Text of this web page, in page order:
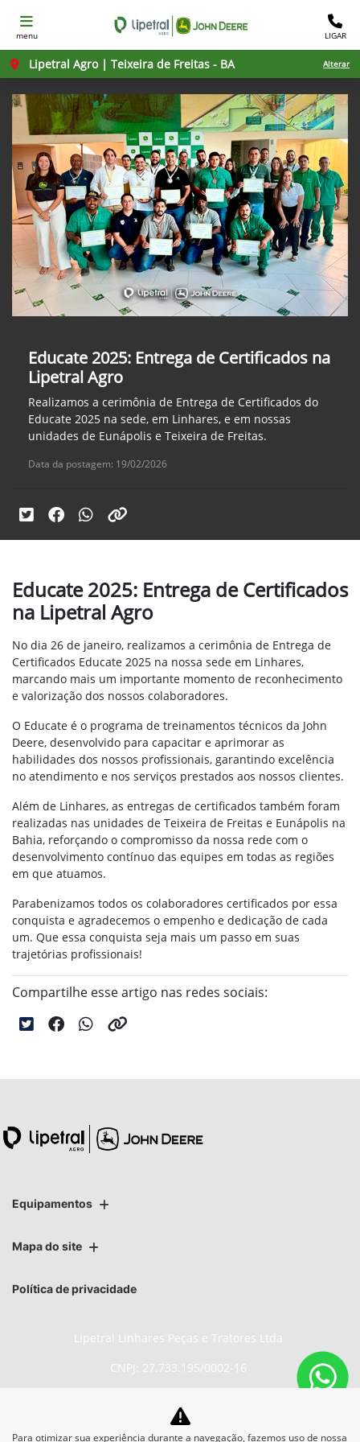
menu LIGAR
Lipetral Agro | Teixeira de Freitas - BA Alterar
Educate 2025: Entrega de Certificados na
Lipetral Agro
Realizamos a cerimônia de Entrega de Certificados do
Educate 2025 na sede, em Linhares, e em nossas
unidades de Eunápolis e Teixeira de Freitas.
Data da postagem: 19/02/2026
Educate 2025: Entrega de Certificados
na Lipetral Agro
No dia 26 de janeiro, realizamos a cerimônia de Entrega de
Certificados Educate 2025 na nossa sede em Linhares,
marcando mais um importante momento de reconhecimento
e valorização dos nossos colaboradores.
O Educate é o programa de treinamentos técnicos da John
Deere, desenvolvido para capacitar e aprimorar as
habilidades dos nossos profissionais, garantindo excelência
no atendimento e nos serviços prestados aos nossos clientes.
Além de Linhares, as entregas de certificados também foram
realizadas nas unidades de Teixeira de Freitas e Eunápolis na
Bahia, reforçando o compromisso da nossa rede com o
desenvolvimento contínuo das equipes em todas as regiões
em que atuamos.
Parabenizamos todos os colaboradores certificados por essa
conquista e agradecemos o empenho e dedicação de cada
um. Que essa conquista seja mais um passo em suas
trajetórias profissionais!
Compartilhe esse artigo nas redes sociais:
Equipamentos
Mapa do site
Política de privacidade
Lipetral Linhares Peças e Tratores Ltda
CNPJ: 27.733.195/0002-16
Para otimizar sua experiência durante a navegação, fazemos uso de nossa